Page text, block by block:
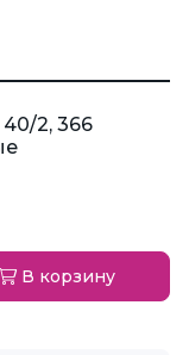
2, 366
В корзину